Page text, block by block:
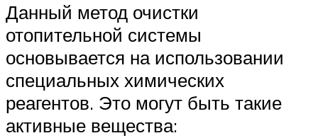
Данный метод очистки
отопительной системы
основывается на использовании
специальных химических
реагентов. Это могут быть такие
активные вещества: